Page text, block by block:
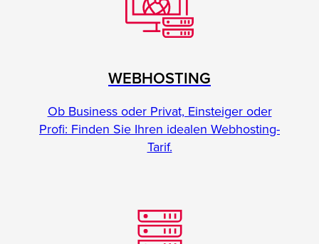
WEBHOSTING
Ob Business oder Privat, Einsteiger oder
Profi: Finden Sie Ihren idealen Webhosting-
Tarif.